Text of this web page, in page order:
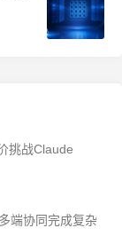
挑战Claude
端协同完成复杂